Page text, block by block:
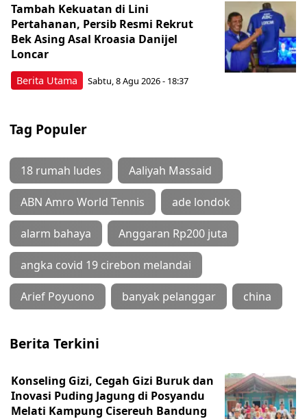
Berita Utama
Tambah Kekuatan di Lini
Pertahanan, Persib Resmi Rekrut
Bek Asing Asal Kroasia Danijel
Loncar
Sabtu, 8 Agu 2026 - 18:37
Tag Populer
18 rumah ludes Aaliyah Massaid
ABN Amro World Tennis ade londok
alarm bahaya Anggaran Rp200 juta
angka covid 19 cirebon melandai
Arief Poyuono banyak pelanggar china
Berita Terkini
Konseling Gizi, Cegah Gizi Buruk dan
Inovasi Puding Jagung di Posyandu
Melati Kampung Cisereuh Bandung